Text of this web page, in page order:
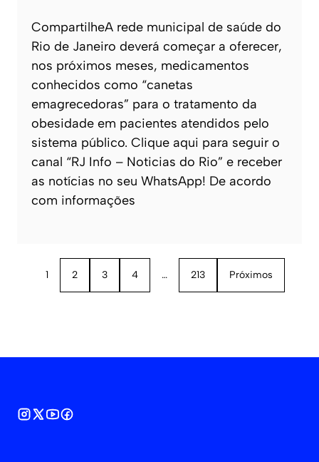
CompartilheA rede municipal de saúde do
Rio de Janeiro deverá começar a oferecer,
nos próximos meses, medicamentos
conhecidos como “canetas
emagrecedoras” para o tratamento da
obesidade em pacientes atendidos pelo
sistema público. Clique aqui para seguir o
canal “RJ Info – Noticias do Rio” e receber
as notícias no seu WhatsApp! De acordo
com informações
1 2 3 4 … 213 Próximos